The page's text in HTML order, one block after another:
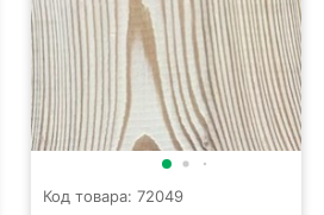
Код товара: 72049